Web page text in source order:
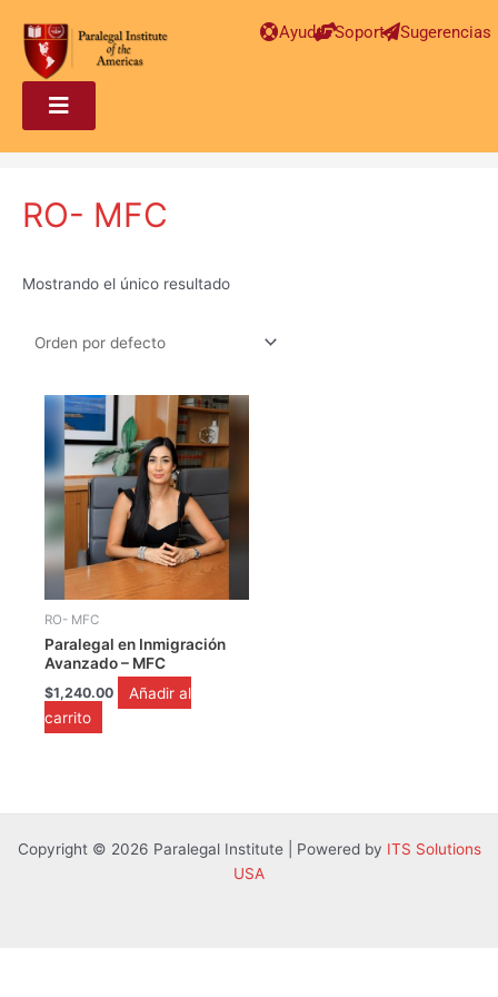
Ayuda Soporte Sugerencias
RO- MFC
Mostrando el único resultado
RO- MFC
Paralegal en Inmigración
Avanzado – MFC
$1,240.00
Añadir al
carrito
Copyright © 2026 Paralegal Institute | Powered by ITS Solutions
USA